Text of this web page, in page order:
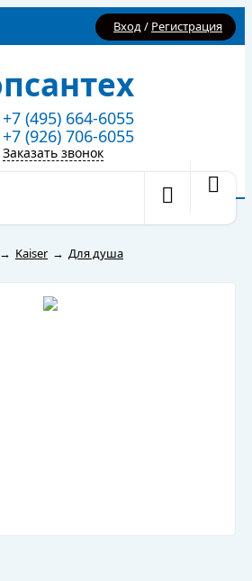
Вход/ Регистрация
+7 (495) 664-6055
+7 (926) 706-6055
Заказать звонок
→ Kaiser → Для душа